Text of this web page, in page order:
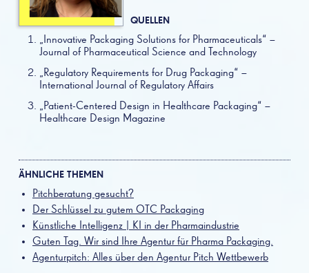
QUELLEN
„Innovative Packaging Solutions for Pharmaceuticals“ –
Journal of Pharmaceutical Science and Technology
„Regulatory Requirements for Drug Packaging“ –
International Journal of Regulatory Affairs
„Patient-Centered Design in Healthcare Packaging“ –
Healthcare Design Magazine
ÄHNLICHE THEMEN
Pitchberatung gesucht?
Der Schlüssel zu gutem OTC Packaging
Künstliche Intelligenz | KI in der Pharmaindustrie
Guten Tag. Wir sind Ihre Agentur für Pharma Packaging.
Agenturpitch: Alles über den Agentur Pitch Wettbewerb